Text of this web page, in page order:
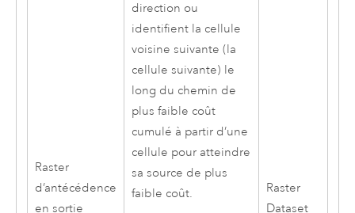
Raster
d’antécédence
en sortie
direction ou
identifient la cellule
voisine suivante (la
cellule suivante) le
long du chemin de
plus faible coût
cumulé à partir d’une
cellule pour atteindre
sa source de plus
faible coût.
Raster
Dataset